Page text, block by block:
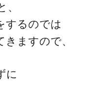
するのでは
ますので、
に